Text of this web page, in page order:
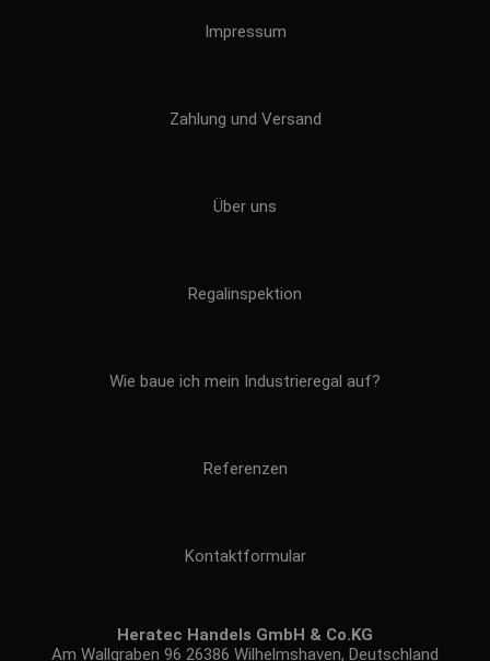
Impressum
Zahlung und Versand
Über uns
Regalinspektion
Wie baue ich mein Industrieregal auf?
Referenzen
Kontaktformular
Heratec Handels GmbH & Co.KG
Am Wallgraben 96 26386 Wilhelmshaven, Deutschland